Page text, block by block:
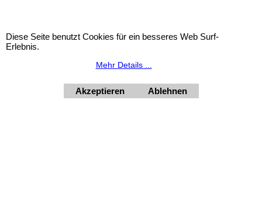
+4369910554131
Diese Seite benutzt Cookies für ein besseres Web Surf-
Erlebnis.
Mehr Details ...
Akzeptieren Ablehnen